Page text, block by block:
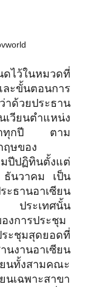
ไว้ในหมวดที่
ขั้นตอนการ
ด้วยประธาน
วียนตำแหน่ง
จำทุกปี ตาม
ฤษของ
ปีปฏิทินตั้งแต่
นวาคม เป็น
ะธานอาเซียน
ด ประเทศนั้น
งการประชุม
ะชุมสุดยอดที่
นงานอาเซียน
นทั้งสามคณะ
นเฉพาะสาขา